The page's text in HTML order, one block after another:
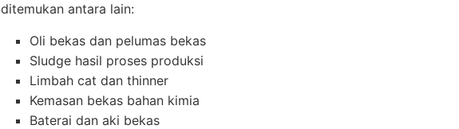
ditemukan antara lain:
Oli bekas dan pelumas bekas
Sludge hasil proses produksi
Limbah cat dan thinner
Kemasan bekas bahan kimia
Baterai dan aki bekas